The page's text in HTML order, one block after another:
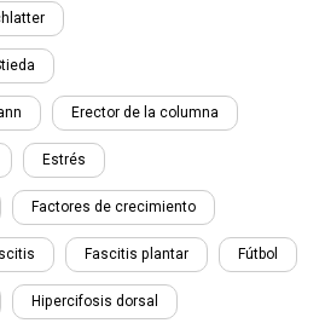
Erector de la columna
Estrés
Factores de crecimiento
Fascitis plantar Fútbol
Hipercifosis dorsal